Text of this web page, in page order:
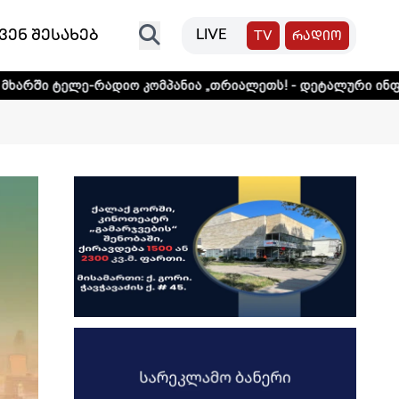
შესახებ LIVE TV რადიო
კომპანია „თრიალეთს! - დეტალური ინფორმაციისთვის